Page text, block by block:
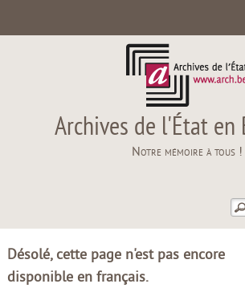
Archives de l'État en
Notre mémoire à tous !
Désolé, cette page n'est pas encore
disponible en français.